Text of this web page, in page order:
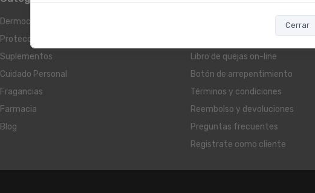
Cerrar
Dermocosmética
Protección Solar
Suplementos
Cuidado Personal
Fragancias
Farmacia
Blog
Libro de quejas on-line
Botón de arrepentimiento
Términos y condiciones
Reembolso y devoluciones
Preguntas frecuentes
Registrate como cliente